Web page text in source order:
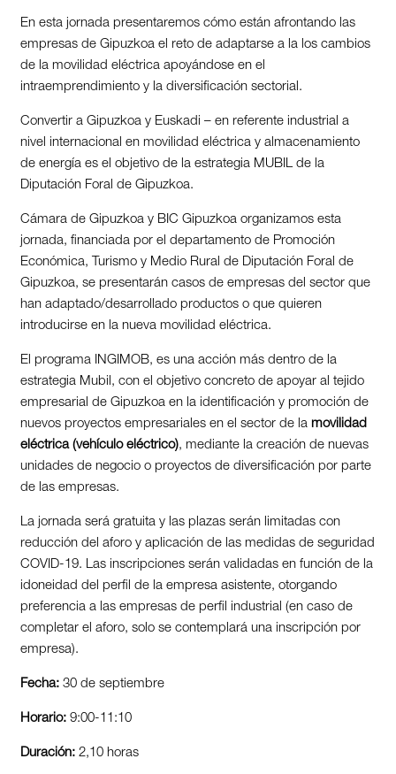
En esta jornada presentaremos cómo están afrontando las
empresas de Gipuzkoa el reto de adaptarse a la los cambios
de la movilidad eléctrica apoyándose en el
intraemprendimiento y la diversificación sectorial.
Convertir a Gipuzkoa y Euskadi – en referente industrial a
nivel internacional en movilidad eléctrica y almacenamiento
de energía es el objetivo de la estrategia MUBIL de la
Diputación Foral de Gipuzkoa.
Cámara de Gipuzkoa y BIC Gipuzkoa organizamos esta
jornada, financiada por el departamento de Promoción
Económica, Turismo y Medio Rural de Diputación Foral de
Gipuzkoa, se presentarán casos de empresas del sector que
han adaptado/desarrollado productos o que quieren
introducirse en la nueva movilidad eléctrica.
El programa INGIMOB, es una acción más dentro de la
estrategia Mubil, con el objetivo concreto de apoyar al tejido
empresarial de Gipuzkoa en la identificación y promoción de
nuevos proyectos empresariales en el sector de la movilidad
eléctrica (vehículo eléctrico), mediante la creación de nuevas
unidades de negocio o proyectos de diversificación por parte
de las empresas.
La jornada será gratuita y las plazas serán limitadas con
reducción del aforo y aplicación de las medidas de seguridad
COVID-19. Las inscripciones serán validadas en función de la
idoneidad del perfil de la empresa asistente, otorgando
preferencia a las empresas de perfil industrial (en caso de
completar el aforo, solo se contemplará una inscripción por
empresa).
Fecha:30 de septiembre
Horario:9:00-11:10
Duración:2,10 horas